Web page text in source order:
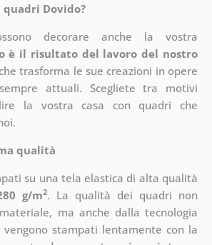
quadri Dovido?
decorare anche la vostra
è il risultato del lavoro del nostro
trasforma le sue creazioni in opere
attuali. Scegliete tra motivi
la vostra casa con quadri che
qualità
su una tela elastica di alta qualità
g/m2. La qualità dei quadri non
ma anche dalla tecnologia
stampati lentamente con la